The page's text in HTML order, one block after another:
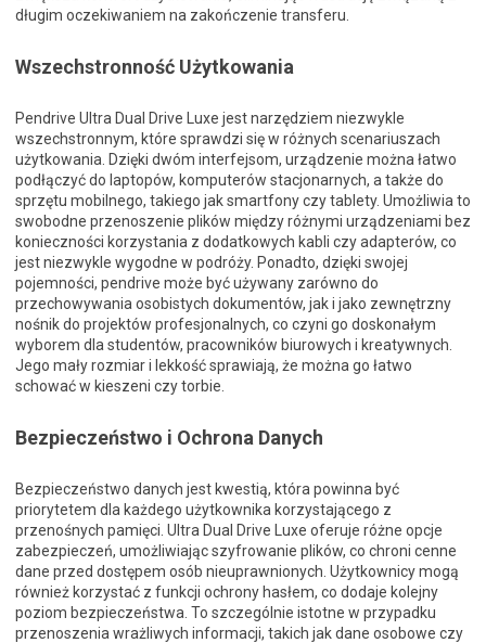
długim oczekiwaniem na zakończenie transferu.
Wszechstronność Użytkowania
Pendrive Ultra Dual Drive Luxe jest narzędziem niezwykle
wszechstronnym, które sprawdzi się w różnych scenariuszach
użytkowania. Dzięki dwóm interfejsom, urządzenie można łatwo
podłączyć do laptopów, komputerów stacjonarnych, a także do
sprzętu mobilnego, takiego jak smartfony czy tablety. Umożliwia to
swobodne przenoszenie plików między różnymi urządzeniami bez
konieczności korzystania z dodatkowych kabli czy adapterów, co
jest niezwykle wygodne w podróży. Ponadto, dzięki swojej
pojemności, pendrive może być używany zarówno do
przechowywania osobistych dokumentów, jak i jako zewnętrzny
nośnik do projektów profesjonalnych, co czyni go doskonałym
wyborem dla studentów, pracowników biurowych i kreatywnych.
Jego mały rozmiar i lekkość sprawiają, że można go łatwo
schować w kieszeni czy torbie.
Bezpieczeństwo i Ochrona Danych
Bezpieczeństwo danych jest kwestią, która powinna być
priorytetem dla każdego użytkownika korzystającego z
przenośnych pamięci. Ultra Dual Drive Luxe oferuje różne opcje
zabezpieczeń, umożliwiając szyfrowanie plików, co chroni cenne
dane przed dostępem osób nieuprawnionych. Użytkownicy mogą
również korzystać z funkcji ochrony hasłem, co dodaje kolejny
poziom bezpieczeństwa. To szczególnie istotne w przypadku
przenoszenia wrażliwych informacji, takich jak dane osobowe czy